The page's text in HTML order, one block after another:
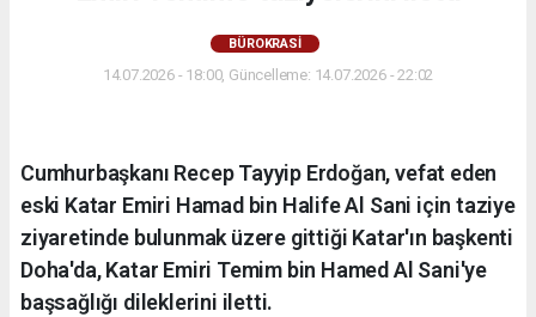
BÜROKRASİ
14.07.2026 - 18:00, Güncelleme: 14.07.2026 - 22:02
Cumhurbaşkanı Recep Tayyip Erdoğan, vefat eden
eski Katar Emiri Hamad bin Halife Al Sani için taziye
ziyaretinde bulunmak üzere gittiği Katar'ın başkenti
Doha'da, Katar Emiri Temim bin Hamed Al Sani'ye
başsağlığı dileklerini iletti.